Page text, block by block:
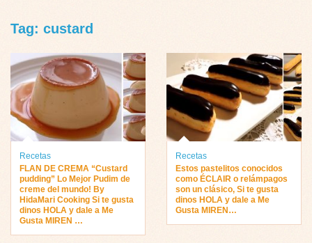
Tag: custard
Recetas
FLAN DE CREMA “Custard
pudding” Lo Mejor Pudim de
creme del mundo! By
HidaMari Cooking Si te gusta
dinos HOLA y dale a Me
Gusta MIREN …
Recetas
Estos pastelitos conocidos
como ÉCLAIR o relámpagos
son un clásico, Si te gusta
dinos HOLA y dale a Me
Gusta MIREN…